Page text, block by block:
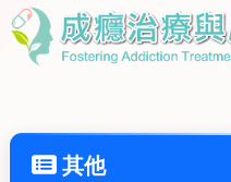
其他